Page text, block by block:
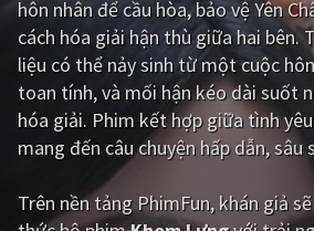
Giật gân Gia
Lịch sử
Viễn Tây Tiểu sử
hôn nhân để cầu hòa, bảo vệ Yên
cách hóa giải hận thù giữa hai bên.
liệu có thể nảy sinh từ một cuộc
toan tính, và mối hận kéo dài suốt
hóa giải. Phim kết hợp giữa tình
mang đến câu chuyện hấp dẫn, sâu
Trên nền tảng PhimFun, khán giả